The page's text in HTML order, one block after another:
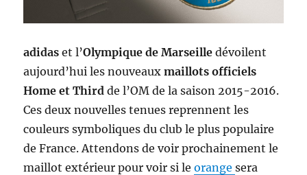
adidas et l’Olympique de Marseille dévoilent
aujourd’hui les nouveaux maillots officiels
Home et Third de l’OM de la saison 2015-2016.
Ces deux nouvelles tenues reprennent les
couleurs symboliques du club le plus populaire
de France. Attendons de voir prochainement le
maillot extérieur pour voir si leorangesera